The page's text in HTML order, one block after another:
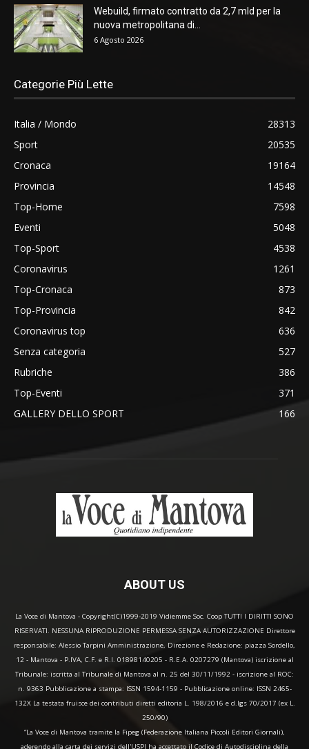
Webuild, firmato contratto da 2,7 mld per la
nuova metropolitana di...
6 Agosto 2026
Categorie Più Lette
Italia / Mondo
28313
Sport
20535
Cronaca
19164
Provincia
14548
Top-Home
7598
Eventi
5048
Top-Sport
4538
Coronavirus
1261
Top-Cronaca
873
Top-Provincia
842
Coronavirus top
636
Senza categoria
527
Rubriche
386
Top-Eventi
371
GALLERY DELLO SPORT
166
ABOUT US
La Voce di Mantova - Copyright(C)1999-2019 Vidiemme Soc. Coop TUTTI I DIRITTI SONO
RISERVATI. NESSUNA RIPRODUZIONE PERMESSA SENZA AUTORIZZAZIONE Direttore
responsabile: Alessio Tarpini Amministrazione, Direzione e Redazione: piazza Sordello,
12 - Mantova - P.IVA, C.F. e R.I. 01898140205 - R.E.A. 0207279 (Mantova) iscrizione al
Tribunale: iscritta al Tribunale di Mantova al n. 25 del 30/11/1992 - iscrizione al ROC:
n. 9363 Pubblicazione a stampa: ISSN 1594-1159 - Pubblicazione online: ISSN 2465-
132X La testata fruisce dei contributi diretti editoria L. 198/2016 e d.lgs 70/2017 (ex L.
250/90)
“La Voce di Mantova tramite la Fipeg (Federazione Italiana Piccoli Editori Giornali),
aderendo alla carta dei servizi dell'USPI ha accettato il Codice di Autodisciplina della